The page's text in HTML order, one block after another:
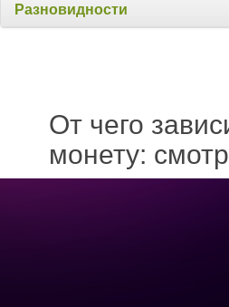
Разновидности
От чего
монету: